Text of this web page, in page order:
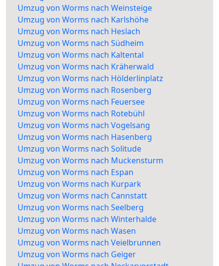
Umzug von Worms nach Weinsteige
Umzug von Worms nach Karlshöhe
Umzug von Worms nach Heslach
Umzug von Worms nach Südheim
Umzug von Worms nach Kaltental
Umzug von Worms nach Kräherwald
Umzug von Worms nach Hölderlinplatz
Umzug von Worms nach Rosenberg
Umzug von Worms nach Feuersee
Umzug von Worms nach Rotebühl
Umzug von Worms nach Vogelsang
Umzug von Worms nach Hasenberg
Umzug von Worms nach Solitude
Umzug von Worms nach Muckensturm
Umzug von Worms nach Espan
Umzug von Worms nach Kurpark
Umzug von Worms nach Cannstatt
Umzug von Worms nach Seelberg
Umzug von Worms nach Winterhalde
Umzug von Worms nach Wasen
Umzug von Worms nach Veielbrunnen
Umzug von Worms nach Geiger